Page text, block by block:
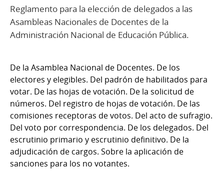
Reglamento para la elección de delegados a las
Asambleas Nacionales de Docentes de la
Administración Nacional de Educación Pública.
De la Asamblea Nacional de Docentes. De los
electores y elegibles. Del padrón de habilitados para
votar. De las hojas de votación. De la solicitud de
números. Del registro de hojas de votación. De las
comisiones receptoras de votos. Del acto de sufragio.
Del voto por correspondencia. De los delegados. Del
escrutinio primario y escrutinio definitivo. De la
adjudicación de cargos. Sobre la aplicación de
sanciones para los no votantes.